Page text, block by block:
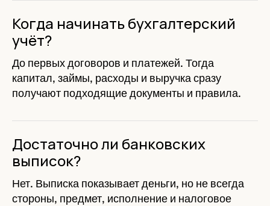
Когда начинать бухгалтерский
учёт?
До первых договоров и платежей. Тогда
капитал, займы, расходы и выручка сразу
получают подходящие документы и правила.
Достаточно ли банковских
выписок?
Нет. Выписка показывает деньги, но не всегда
стороны, предмет, исполнение и налоговое